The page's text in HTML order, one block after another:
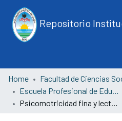
Repositorio
Home
Facultad de Ciencias
Escuela Profesional de Educación, Programa de Educación Inicial
Psicomotricidad fina y lectoescritura en niños de 4 años, institución educativa “Maravillas de Jesús”, Tumbes,2023